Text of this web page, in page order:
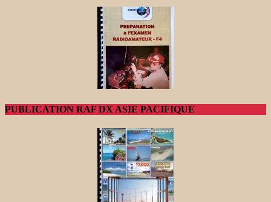
PUBLICATION RAF DX ASIE PACIFIQUE